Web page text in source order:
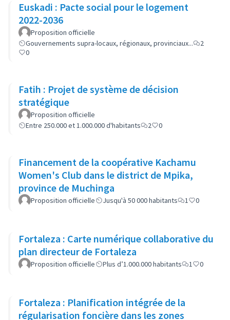
Euskadi : Pacte social pour le logement
2022-2036
Proposition officielle
Gouvernements supra-locaux, régionaux, provinciaux...
2
0
Fatih : Projet de système de décision
stratégique
Proposition officielle
Entre 250.000 et 1.000.000 d'habitants
2 0
Financement de la coopérative Kachamu
Women's Club dans le district de Mpika,
province de Muchinga
Proposition officielle Jusqu'à 50 000 habitants 1 0
Fortaleza : Carte numérique collaborative du
plan directeur de Fortaleza
Proposition officielle Plus d’1.000.000 habitants 1 0
Fortaleza : Planification intégrée de la
régularisation foncière dans les zones